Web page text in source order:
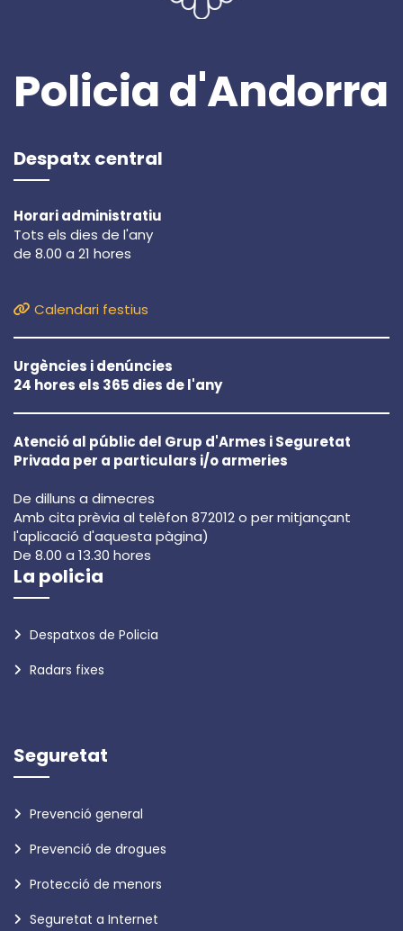
Policia d'Andorra
Despatx central
Horari administratiu
Tots els dies de l'any
de 8.00 a 21 hores
Calendari festius
Urgències i denúncies
24 hores els 365 dies de l'any
Atenció al públic del Grup d'Armes i Seguretat
Privada per a particulars i/o armeries
De dilluns a dimecres
Amb cita prèvia al telèfon 872012 o per mitjançant
l'aplicació d'aquesta pàgina)
De 8.00 a 13.30 hores
La policia
Despatxos de Policia
Radars fixes
Seguretat
Prevenció general
Prevenció de drogues
Protecció de menors
Seguretat a Internet